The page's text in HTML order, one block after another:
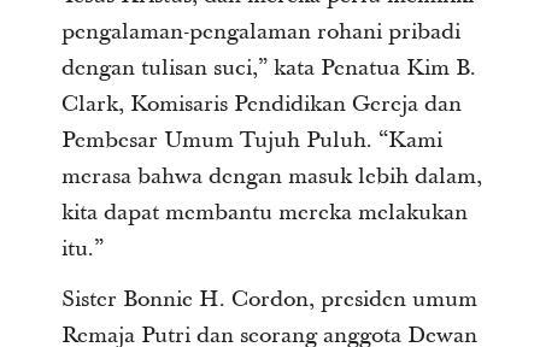
pengalaman-pengalaman rohani pribadi
dengan tulisan suci,” kata Penatua Kim B.
Clark, Komisaris Pendidikan Gereja dan
Pembesar Umum Tujuh Puluh. “Kami
merasa bahwa dengan masuk lebih dalam,
kita dapat membantu mereka melakukan
itu.”
Sister Bonnie H. Cordon, presiden umum
Remaja Putri dan seorang anggota Dewan